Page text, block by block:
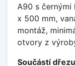
A90 s černými
x 500 mm,
montáž,
otvory z
Součástí